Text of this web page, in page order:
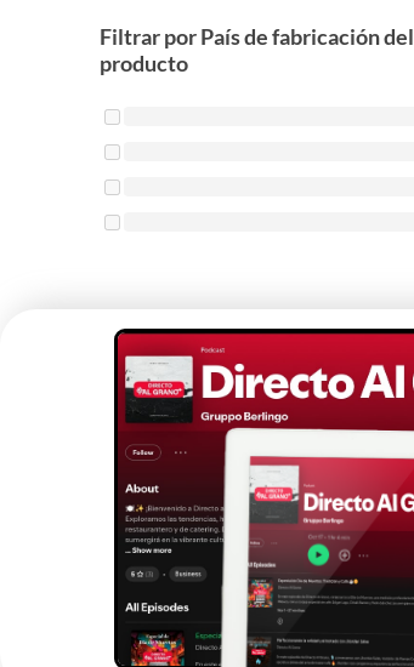
Filtrar por País de fabricación del
producto